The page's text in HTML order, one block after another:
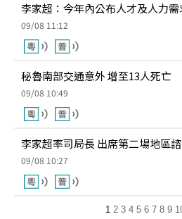
李家超：今年內公布人才及人力
09/08 11:12
秘魯南部交通意外 增至13人死亡
09/08 10:49
李家超率司局長 出席第二場地區
09/08 10:27
1 2 3 4 5 6 7 8 9